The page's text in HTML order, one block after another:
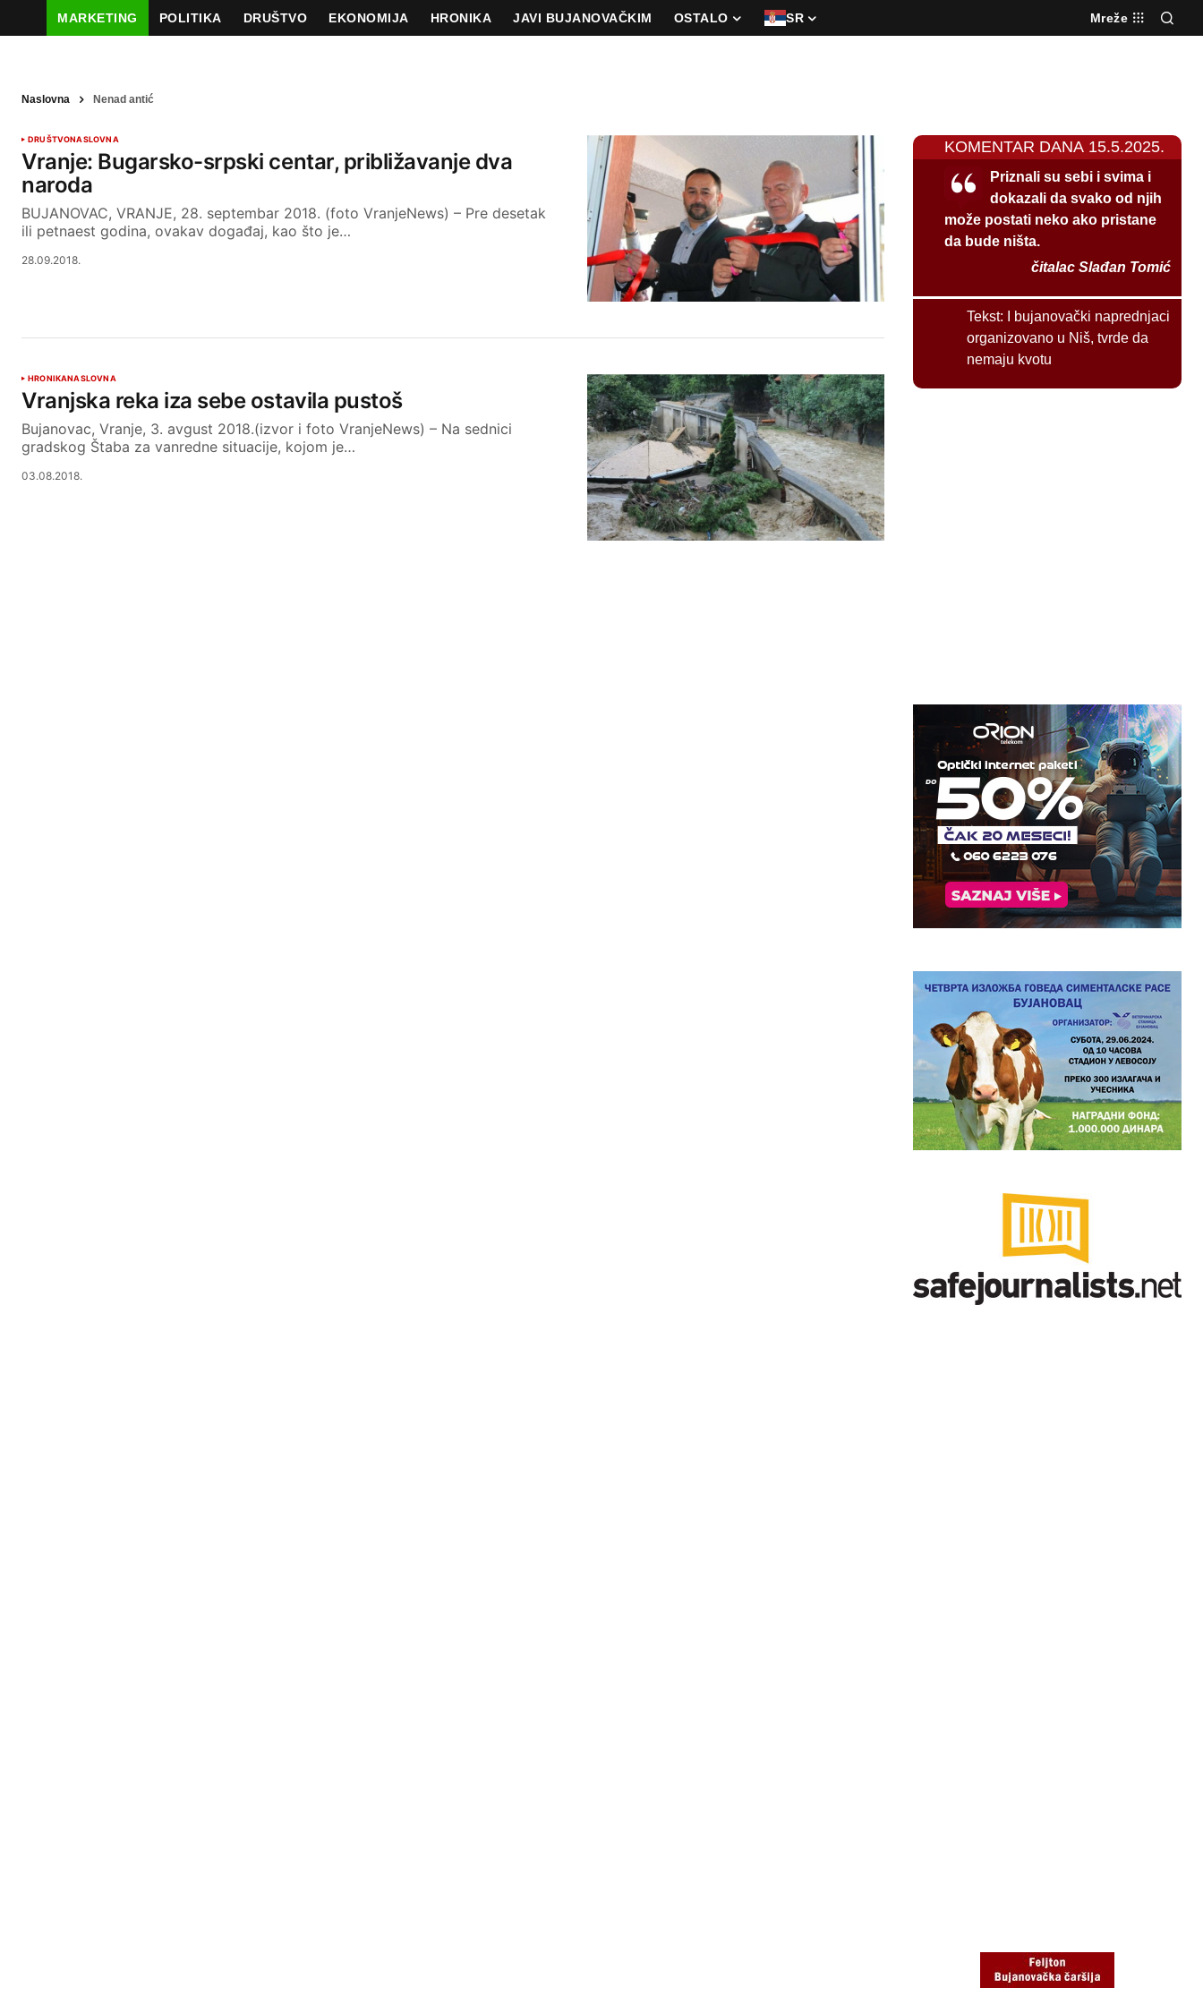
MARKETING POLITIKA DRUŠTVO EKONOMIJA HRONIKA JAVI BUJANOVAČKIM OSTALO SR Mreže
Naslovna Nenad antić
DRUŠTVONASLOVNA
Vranje: Bugarsko-srpski centar, približavanje dva
naroda
BUJANOVAC, VRANJE, 28. septembar 2018. (foto VranjeNews) – Pre desetak
ili petnaest godina, ovakav događaj, kao što je…
28.09.2018.
HRONIKANASLOVNA
Vranjska reka iza sebe ostavila pustoš
Bujanovac, Vranje, 3. avgust 2018.(izvor i foto VranjeNews) – Na sednici
gradskog Štaba za vanredne situacije, kojom je…
03.08.2018.
KOMENTAR DANA 15.5.2025.
Priznali su sebi i svima i
dokazali da svako od njih
može postati neko ako pristane
da bude ništa.
čitalac Slađan Tomić
Tekst:
I bujanovački naprednjaci
organizovano u Niš, tvrde da
nemaju kvotu